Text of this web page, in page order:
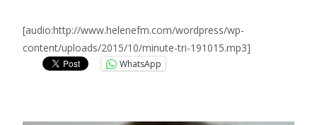
[audio:http://www.helenefm.com/wordpress/wp-
content/uploads/2015/10/minute-tri-191015.mp3]
WhatsApp